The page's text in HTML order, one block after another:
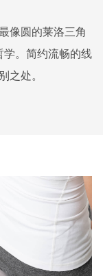
像圆的莱洛三角
学。简约流畅的线
之处。